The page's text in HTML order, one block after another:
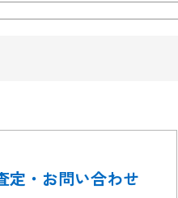
定・お問い合わせ